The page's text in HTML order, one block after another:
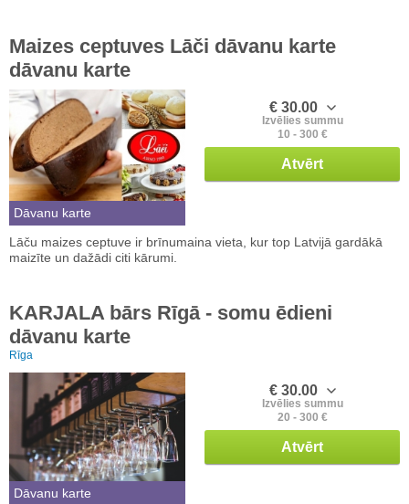
Maizes ceptuves Lāči dāvanu karte
dāvanu karte
Dāvanu karte
€ 30.00
Izvēlies summu
10 - 300 €
Atvērt
Lāču maizes ceptuve ir brīnumaina vieta, kur top Latvijā gardākā
maizīte un dažādi citi kārumi.
KARJALA bārs Rīgā - somu ēdieni
dāvanu karte
Rīga
Dāvanu karte
€ 30.00
Izvēlies summu
20 - 300 €
Atvērt